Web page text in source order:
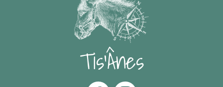
Tis'Ânes